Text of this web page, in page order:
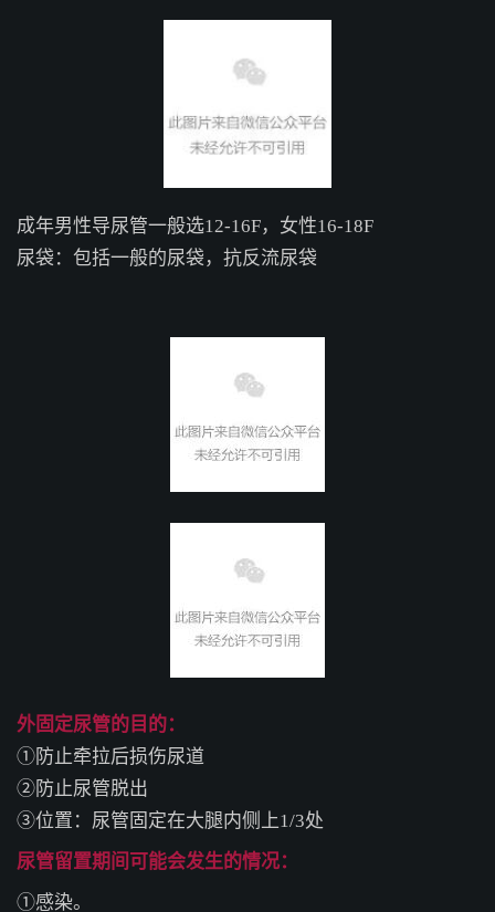
成年男性导尿管一般选12-16F，女性16-18F
尿袋：包括一般的尿袋，抗反流尿袋
外固定尿管的目的：
①防止牵拉后损伤尿道
②防止尿管脱出
③位置：尿管固定在大腿内侧上1/3处
尿管留置期间可能会发生的情况：
①感染。